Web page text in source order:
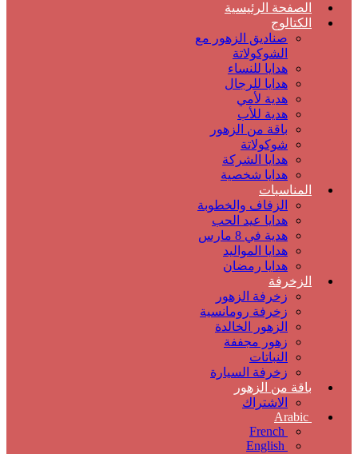
الصفحة الرئيسية
الكتالوج
صناديق الزهور مع
الشوكولاتة
هدايا للنساء
هدايا للرجال
هدية لأمي
هدية للأب
باقة من الزهور
شوكولاتة
هدايا الشركة
هدايا شخصية
المناسبات
الزفاف والخطوبة
هدايا عيد الحب
هدية في 8 مارس
هدايا المواليد
هدايا رمضان
الزخرفة
زخرفة الزهور
زخرفة رومانسية
الزهور الخالدة
زهور مجففة
النباتات
زخرفة السيارة
باقة من الزهور
الاشتراك
Arabic
French
English